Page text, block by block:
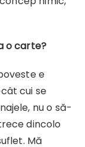
o carte?
e
cui se
nu o să-
dincolo
Mă